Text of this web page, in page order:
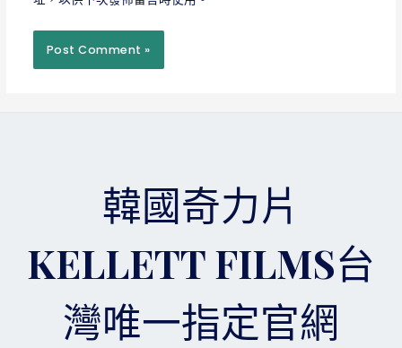
韓國奇力片
KELLETT FILMS台
灣唯一指定官網